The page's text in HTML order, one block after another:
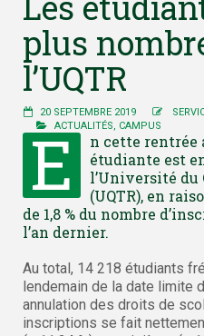
plus
l’UQTR
20 SEPTEMBRE 2019
ACTUALITÉS, CAMPUS
E
n cette rentrée
étudiante est
l’Université du
(UQTR), en
de 1,8 % du nombre
l’an dernier.
Au total, 14 218 étudiants
lendemain de la date limite
annulation des droits de
inscriptions se fait